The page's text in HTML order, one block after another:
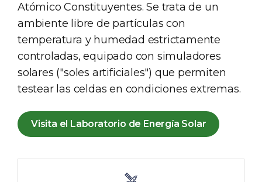
Atómico Constituyentes. Se trata de un
ambiente libre de partículas con
temperatura y humedad estrictamente
controladas, equipado con simuladores
solares ("soles artificiales") que permiten
testear las celdas en condiciones extremas.
Visita el Laboratorio de Energía Solar